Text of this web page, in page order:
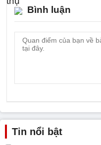
Bình luận
Tin nổi bật